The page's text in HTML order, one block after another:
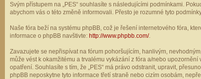
Svým přístupem na „PES“ souhlasíte s následujícími podmínkami.
abychom vás o této změně informovali. Přesto je rozumné tyto
Naše fóra beží na systému phpBB, což je řešení internetového fóra,
informace o phpBB navštivte: http://www.phpbb.com/.
Zavazujete se nepřispívat na fórum pohoršujícím, hanlivým,
může vést k okamžitému a trvalému vykázání z fóra a/nebo
opatření. Souhlasíte s tím, že „PES“ má právo odstranit, upravit,
phpBB neposkytne tyto informace třetí straně nebo cizím osobám,